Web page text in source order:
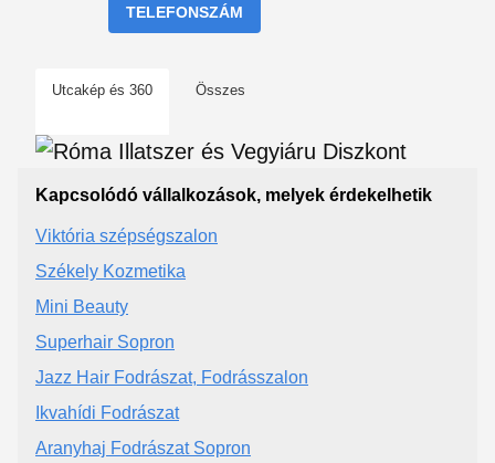
TELEFONSZÁM
Utcakép és 360 Összes
Kapcsolódó vállalkozások, melyek érdekelhetik
Viktória szépségszalon
Székely Kozmetika
Mini Beauty
Superhair Sopron
Jazz Hair Fodrászat, Fodrásszalon
Ikvahídi Fodrászat
Aranyhaj Fodrászat Sopron